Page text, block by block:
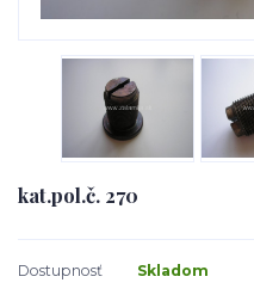
kat.pol.č. 270
Dostupnosť Skladom